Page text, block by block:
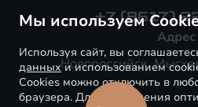
+7 (8617)
Адрес
Новороссийск,
Мы используем
Используя сайт, вы
данныхи использованием
Cookies можно отключить в
браузера. Для обеспечения